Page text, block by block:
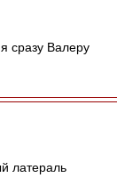
сразу Валеру
латераль